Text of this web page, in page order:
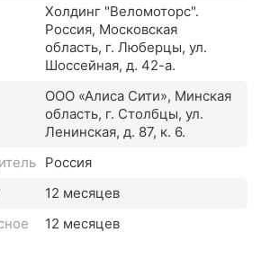
Холдинг "Веломоторс".
Россия, Московская
область, г. Люберцы, ул.
Шоссейная, д. 42-а.
ООО «Алиса Сити», Минская
область, г. Столбцы, ул.
Ленинская, д. 87, к. 6.
Россия
12 месяцев
12 месяцев